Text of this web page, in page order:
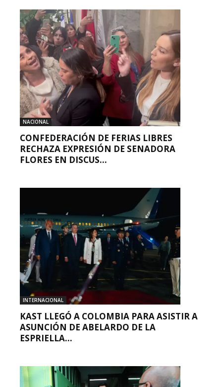
NACIONAL
CONFEDERACIÓN DE FERIAS LIBRES
RECHAZA EXPRESIÓN DE SENADORA
FLORES EN DISCUS...
INTERNACIONAL
KAST LLEGÓ A COLOMBIA PARA ASISTIR A
ASUNCIÓN DE ABELARDO DE LA
ESPRIELLA...